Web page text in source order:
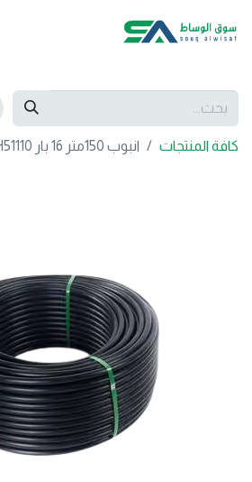
كافة المنتجات انبوب 150متر 16 بار 32mm H51110